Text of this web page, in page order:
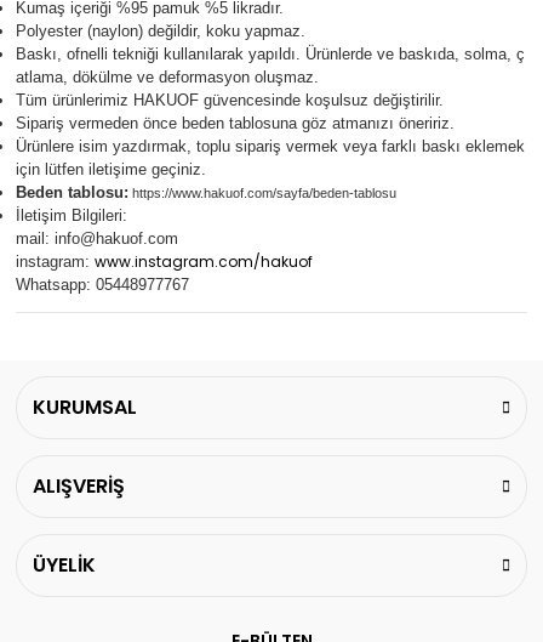
Kumaş içeriği %95 pamuk %5 likradır.
Polyester (naylon) değildir, koku yapmaz.
Baskı, ofnelli tekniği kullanılarak yapıldı. Ürünlerde ve baskıda, solma, ç
atlama, dökülme ve deformasyon oluşmaz.
Tüm ürünlerimiz HAKUOF güvencesinde koşulsuz değiştirilir.
Sipariş vermeden önce beden tablosuna göz atmanızı öneririz.
Ürünlere isim yazdırmak, toplu sipariş vermek veya farklı baskı eklemek
için lütfen iletişime geçiniz.
Beden tablosu: https://www.hakuof.com/sayfa/beden-tablosu
İletişim Bilgileri:
mail: info@hakuof.com
instagram: www.instagram.com/hakuof
Whatsapp: 05448977767
KURUMSAL
ALIŞVERİŞ
ÜYELİK